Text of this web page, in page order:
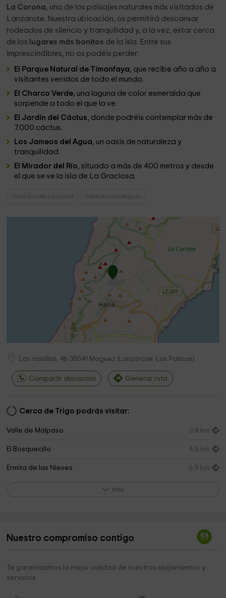
La Corona, uno de los paisajes naturales más visitados de
Lanzarote. Nuestra ubicación, os permitirá descansar
rodeados de silencio y tranquilidad y, a la vez, estar cerca
de los lugares más bonitos de la isla. Entre sus
imprescindibles, no os podéis perder:
El Parque Natural de Timanfaya, que recibe año a año a
visitantes venidos de todo el mundo.
El Charco Verde, una laguna de color esmeralda que
sorpende a todo el que la ve.
El Jardín del Cáctus, donde podréis contemplar más de
7.000 cáctus.
Los Jameos del Agua, un oasis de naturaleza y
tranquilidad.
El Mirador del Río, situado a más de 400 metros y desde
el que se ve la isla de La Graciosa.
Casas Rurales Lanzarote Casas Rurales Maguez
Las casillas, 4b 35541 Maguez ( Lanzarote, Las Palmas)
Compartir ubicación Generar ruta
Cerca de Trigo podrás visitar:
Valle de Malpaso 3,8 km
El Bosquecillo 4,6 km
Ermita de las Nieves 6,8 km
Más
Nuestro compromiso contigo
Te garantizamos la mejor calidad de nuestros alojamientos y
servicios